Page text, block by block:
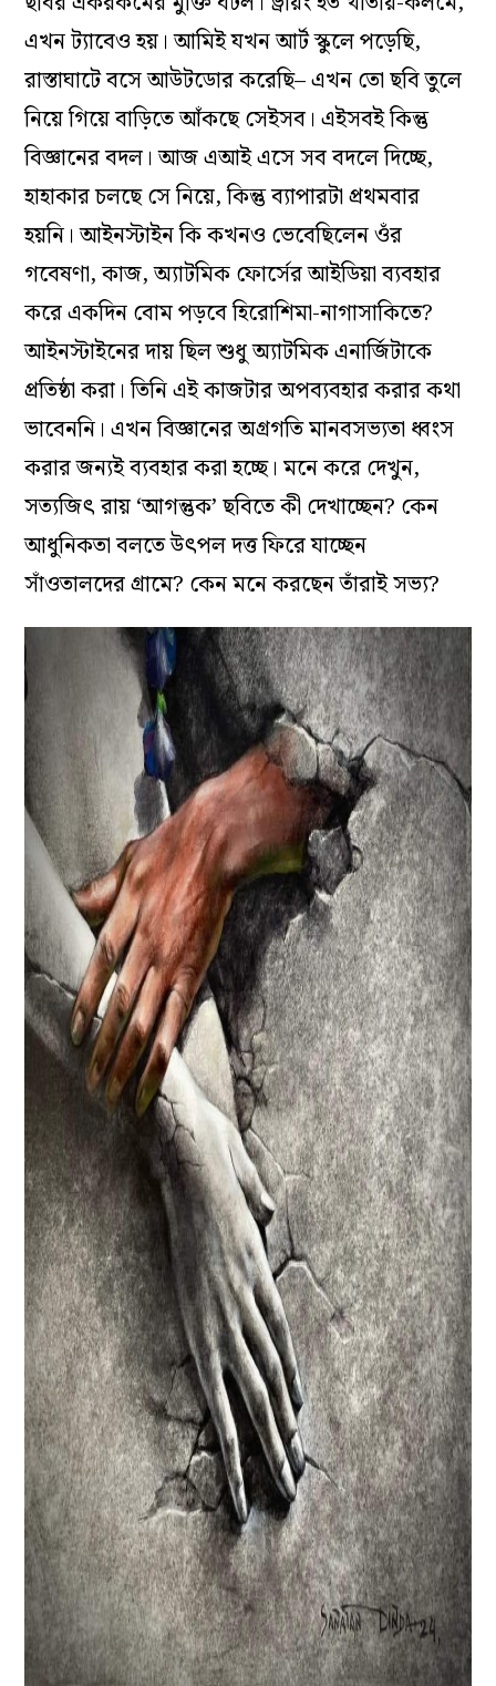
এখন ট্যাবেও হয়। আমিই যখন আর্ট স্কুলে পড়েছি,
রাস্তাঘাটে বসে আউটডোর করেছি– এখন তো ছবি তুলে
নিয়ে গিয়ে বাড়িতে আঁকছে সেইসব। এইসবই কিন্তু
বিজ্ঞানের বদল। আজ এআই এসে সব বদলে দিচ্ছে,
হাহাকার চলছে সে নিয়ে, কিন্তু ব্যাপারটা প্রথমবার
হয়নি। আইনস্টাইন কি কখনও ভেবেছিলেন ওঁর
গবেষণা, কাজ, অ্যাটমিক ফোর্সের আইডিয়া ব্যবহার
করে একদিন বোম পড়বে হিরোশিমা-নাগাসাকিতে?
আইনস্টাইনের দায় ছিল শুধু অ্যাটমিক এনার্জিটাকে
প্রতিষ্ঠা করা। তিনি এই কাজটার অপব্যবহার করার কথা
ভাবেননি। এখন বিজ্ঞানের অগ্রগতি মানবসভ্যতা ধ্বংস
করার জন্যই ব্যবহার করা হচ্ছে। মনে করে দেখুন,
সত্যজিৎ রায় ‘আগন্তুক’ ছবিতে কী দেখাচ্ছেন? কেন
আধুনিকতা বলতে উৎপল দত্ত ফিরে যাচ্ছেন
সাঁওতালদের গ্রামে? কেন মনে করছেন তাঁরাই সভ্য?